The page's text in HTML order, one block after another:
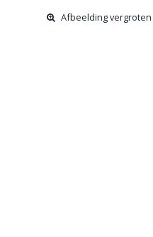
Afbeelding vergroten